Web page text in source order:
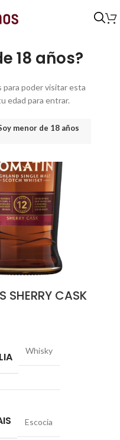
18 años?
para poder visitar esta
edad para entrar.
menor de 18 años
SHERRY CASK
Whisky
Escocia